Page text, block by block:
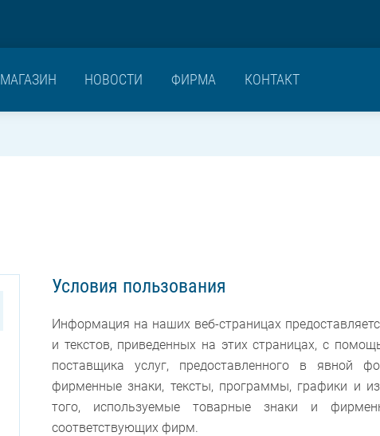
МАГАЗИН НОВОСТИ ФИРМА КОНТАКТ
Условия пользования
Информация на наших веб-страницах
и текстов, приведенных на этих страницах, с
поставщика услуг, предоставленного в явной
фирменные знаки, тексты, программы, графики и
того, используемые товарные знаки и
соответствующих фирм.